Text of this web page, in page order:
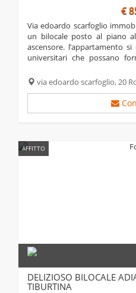
€
via edoardo scarfoglio immobiliare06 propone in locazione
un bilocale posto al piano
ascensore. l’appartamento
universitari che possano
balcone con un...
via edoardo scarfoglio, 20
AFFITTO
DELIZIOSO BILOCALE
TIBURTINA